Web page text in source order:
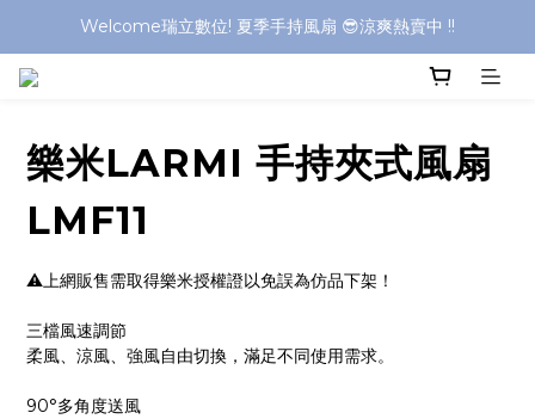
Welcome瑞立數位! 夏季手持風扇 😎涼爽熱賣中 !!
Welcome瑞立數位! 夏季手持風扇 😎涼爽熱賣中 !!
Welcome瑞立數位! 夏季手持風扇 😎涼爽熱賣中 !!
樂米LARMI 手持夾式風扇
LMF11
⚠️上網販售需取得樂米授權證以免誤為仿品下架！
三檔風速調節
柔風、涼風、強風自由切換，滿足不同使用需求。
90°多角度送風